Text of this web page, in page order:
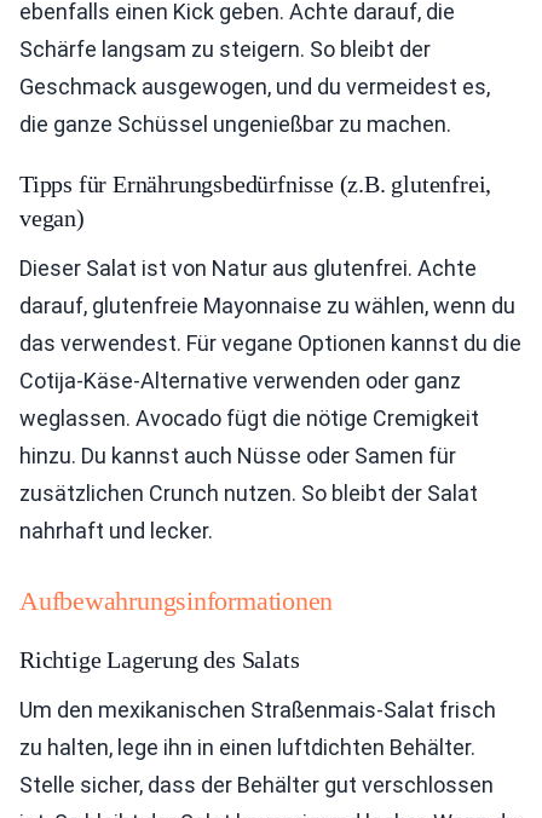
ebenfalls einen Kick geben. Achte darauf, die
Schärfe langsam zu steigern. So bleibt der
Geschmack ausgewogen, und du vermeidest es,
die ganze Schüssel ungenießbar zu machen.
Tipps für Ernährungsbedürfnisse (z.B. glutenfrei,
vegan)
Dieser Salat ist von Natur aus glutenfrei. Achte
darauf, glutenfreie Mayonnaise zu wählen, wenn du
das verwendest. Für vegane Optionen kannst du die
Cotija-Käse-Alternative verwenden oder ganz
weglassen. Avocado fügt die nötige Cremigkeit
hinzu. Du kannst auch Nüsse oder Samen für
zusätzlichen Crunch nutzen. So bleibt der Salat
nahrhaft und lecker.
Aufbewahrungsinformationen
Richtige Lagerung des Salats
Um den mexikanischen Straßenmais-Salat frisch
zu halten, lege ihn in einen luftdichten Behälter.
Stelle sicher, dass der Behälter gut verschlossen